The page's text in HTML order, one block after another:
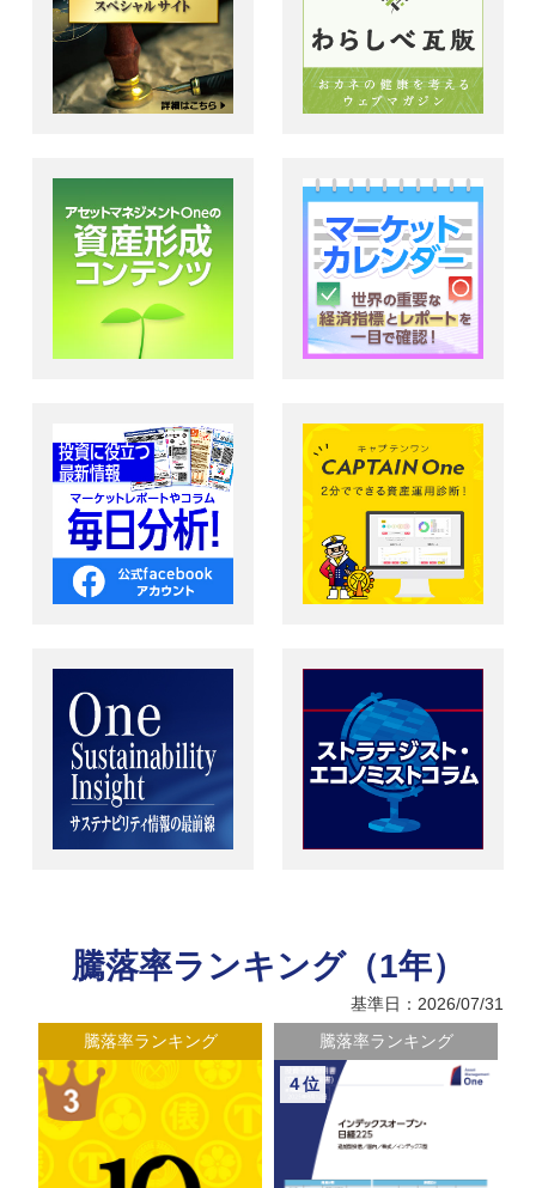
騰落率ランキング（1年）
基準日：2026/07/31
騰落率ランキング
騰落率ランキング
４位